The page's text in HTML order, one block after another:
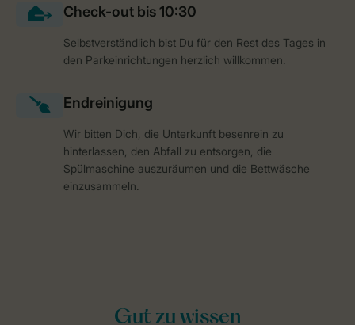
Selbstverständlich bist Du für den Rest des Tages in
den Parkeinrichtungen herzlich willkommen.
Wir bitten Dich, die Unterkunft besenrein zu
hinterlassen, den Abfall zu entsorgen, die
Spülmaschine auszuräumen und die Bettwäsche
einzusammeln.